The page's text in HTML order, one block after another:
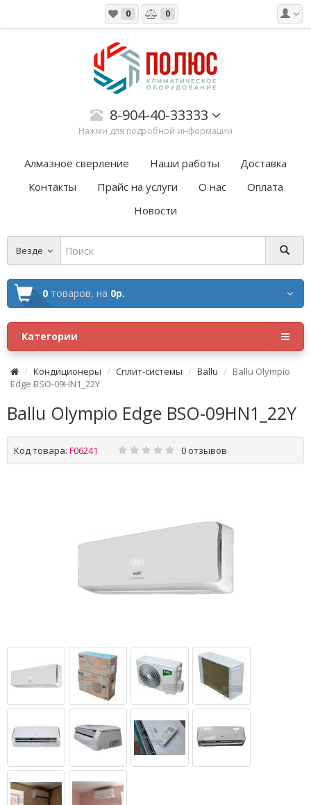
0 0
8-904-40-33333
Нажми для подробной информации
Алмазное сверление Наши работы
Доставка
Контакты
Прайс на услуги О нас
Оплата
Новости
Везде
0 товаров, на 0р.
Категории
Кондиционеры Сплит-системы Ballu
Ballu Olympio
Edge BSO-09HN1_22Y
Ballu Olympio Edge BSO-09HN1_22Y
Код товара: F06241 0 отзывов